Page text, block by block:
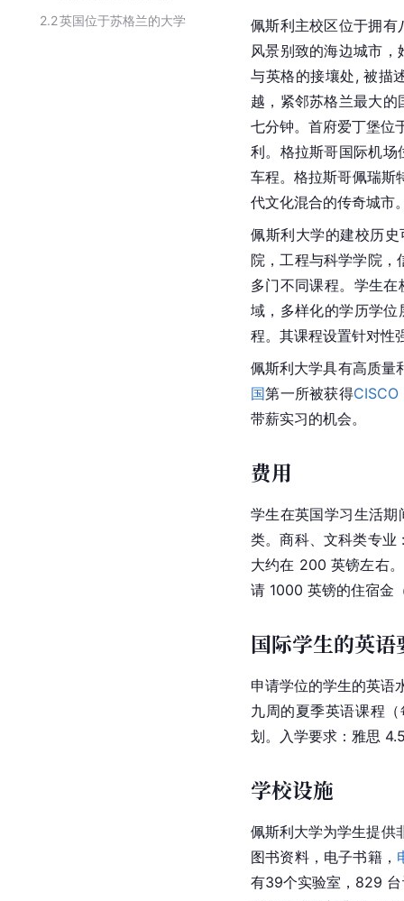
2.2英国位于苏格兰的大学
佩斯利主校区位于拥有
风景别致的海边城市，
与英格的接壤处, 被描
越，紧邻苏格兰最大的
七分钟。首府爱丁堡位
利。 格拉斯哥国际机场
车程。格拉斯哥佩瑞斯
代文化混合的传奇城市
佩斯利大学的建校历
院，工程与科学学院，
多门不同课程。学生
域，多样化的学历学
程。其课程设置针对性
佩斯利大学具有高质量
国第一所被获得CISCO
带薪实习的机会。
费用
学生在英国学习生活
类。商科、文科类专
大约在 200 英镑左右
请 1000 英镑的住宿金
国际学生的英语
申请学位的学生的英语
九周的夏季英语课程（
划。入学要求：雅思
学校设施
佩斯利大学为学生提供
图书资料，电子书籍，
有39个实验室，829 台